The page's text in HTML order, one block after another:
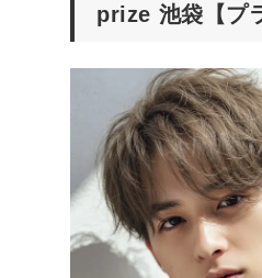
prize 池袋【プ